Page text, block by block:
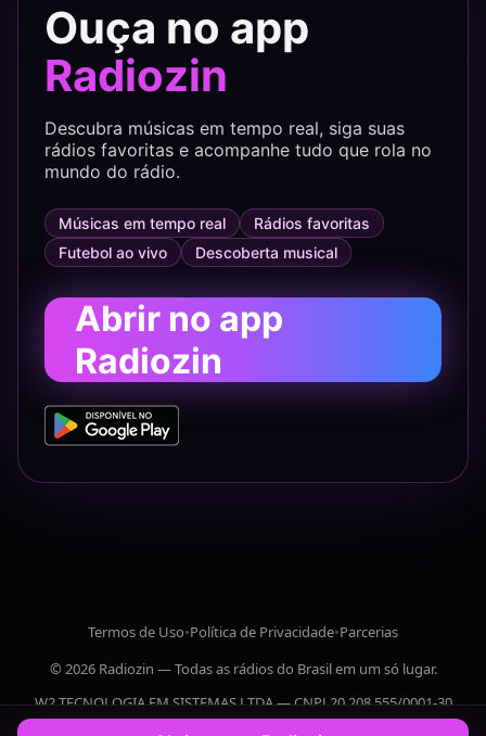
Ouça no app
Radiozin
Descubra músicas em tempo real, siga suas
rádios favoritas e acompanhe tudo que rola no
mundo do rádio.
Músicas em tempo real
Rádios favoritas
Futebol ao vivo
Descoberta musical
Abrir no app
Radiozin
Termos de Uso•Política de Privacidade•Parcerias
© 2026 Radiozin — Todas as rádios do Brasil em um só lugar.
W2 TECNOLOGIA EM SISTEMAS LTDA — CNPJ 20.208.555/0001-30